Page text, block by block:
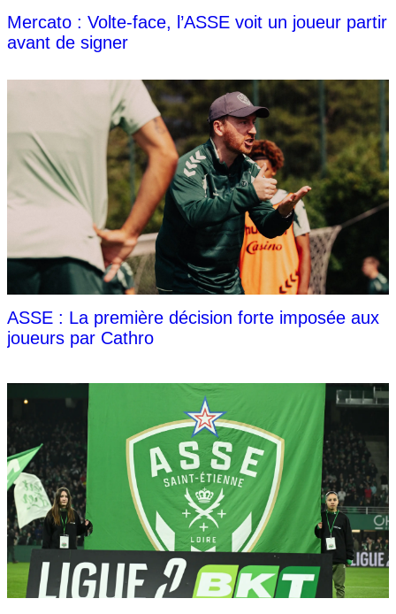
Mercato : Volte-face, l’ASSE voit un joueur partir
avant de signer
ASSE : La première décision forte imposée aux
joueurs par Cathro